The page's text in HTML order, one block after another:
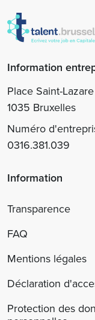
Information
Place Saint-
1035 Bruxelles
Numéro
0316.381.039
Information
Transparence
FAQ
Mentions légales
Déclaration
Protection des